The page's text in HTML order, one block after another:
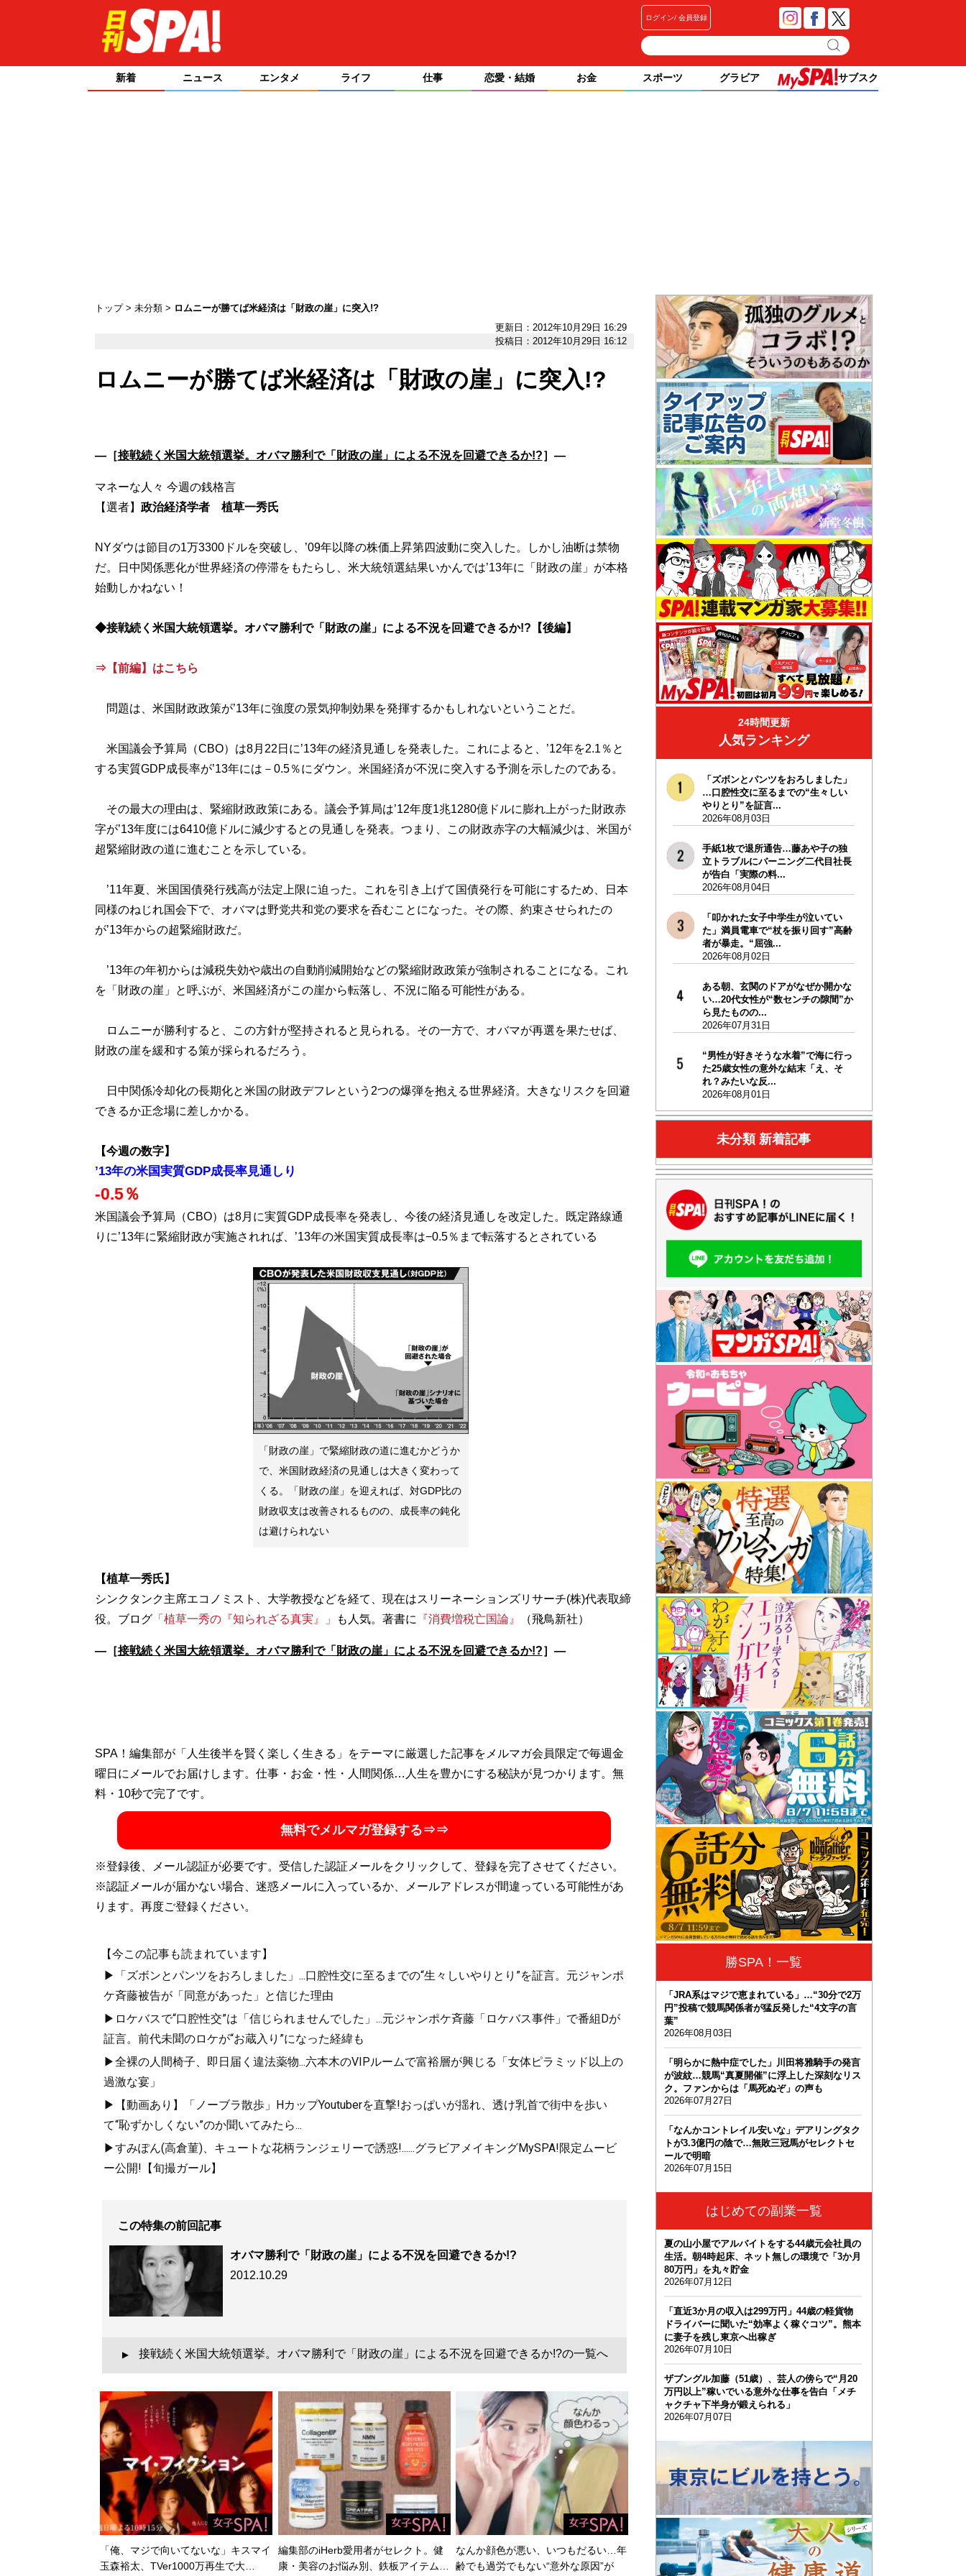
ログイン 会員登録
新着 ニュース エンタメ ライフ 仕事 恋愛・結婚 お金 スポーツ グラビア サブスク
トップ 未分類
ロムニーが勝てば米経済は「財政の崖」に突入!?
更新日：2012年10月29日 16:29
投稿日：2012年10月29日 16:12
ロムニーが勝てば米経済は「財政の崖」に突入!?
―［接戦続く米国大統領選挙。オバマ勝利で「財政の崖」による不況を回避できるか!?］―
マネーな人々 今週の銭格言
【選者】 政治経済学者 植草一秀氏
NYダウは節目の1万3300ドルを突破し、’09年以降の株価上昇第四波動に突入した。しかし油断は禁物
だ。日中関係悪化が世界経済の停滞をもたらし、米大統領選結果いかんでは’13年に「財政の崖」が本格
始動しかねない！
◆接戦続く米国大統領選挙。オバマ勝利で「財政の崖」による不況を回避できるか!?【後編】
⇒【前編】はこちら
問題は、米国財政政策が’13年に強度の景気抑制効果を発揮するかもしれないということだ。
米国議会予算局（CBO）は8月22日に’13年の経済見通しを発表した。これによると、’12年を2.1％と
する実質GDP成長率が’13年には－0.5％にダウン。米国経済が不況に突入する予測を示したのである。
その最大の理由は、緊縮財政政策にある。議会予算局は’12年度1兆1280億ドルに膨れ上がった財政赤
字が’13年度には6410億ドルに減少するとの見通しを発表。つまり、この財政赤字の大幅減少は、米国が
超緊縮財政の道に進むことを示している。
’11年夏、米国国債発行残高が法定上限に迫った。これを引き上げて国債発行を可能にするため、日本
同様のねじれ国会下で、オバマは野党共和党の要求を呑むことになった。その際、約束させられたの
が’13年からの超緊縮財政だ。
’13年の年初からは減税失効や歳出の自動削減開始などの緊縮財政政策が強制されることになる。これ
を「財政の崖」と呼ぶが、米国経済がこの崖から転落し、不況に陥る可能性がある。
ロムニーが勝利すると、この方針が堅持されると見られる。その一方で、オバマが再選を果たせば、
財政の崖を緩和する策が採られるだろう。
日中関係冷却化の長期化と米国の財政デフレという2つの爆弾を抱える世界経済。大きなリスクを回避
できるか正念場に差しかかる。
【今週の数字】
’13年の米国実質GDP成長率見通しり
-0.5％
米国議会予算局（CBO）は8月に実質GDP成長率を発表し、今後の経済見通しを改定した。既定路線通
りに’13年に緊縮財政が実施されれば、’13年の米国実質成長率は−0.5％まで転落するとされている
「財政の崖」で緊縮財政の道に進むかどうか
で、米国財政経済の見通しは大きく変わって
くる。「財政の崖」を迎えれば、対GDP比の
財政収支は改善されるものの、成長率の鈍化
は避けられない
【植草一秀氏】
シンクタンク主席エコノミスト、大学教授などを経て、現在はスリーネーションズリサーチ(株)代表取締
役。ブログ「植草一秀の『知られざる真実』」 も人気。著書に 『消費増税亡国論』
―［接戦続く米国大統領選挙。オバマ勝利で「財政の崖」による不況を回避できるか!?］―
SPA！編集部が「人生後半を賢く楽しく生きる」をテーマに厳選した記事をメルマガ会員限定で毎週金
曜日にメールでお届けします。仕事・お金・性・人間関係…人生を豊かにする秘訣が見つかります。無
料・10秒で完了です。
無料でメルマガ登録する⇒⇒
※登録後、メール認証が必要です。受信した認証メールをクリックして、登録を完了させてください。
※認証メールが届かない場合、迷惑メールに入っているか、メールアドレスが間違っている可能性があ
ります。再度ご登録ください。
【今この記事も読まれています】
▶「ズボンとパンツをおろしました」...口腔性交に至るまでの“生々しいやりとり”を証言。元ジャンポ
ケ斉藤被告が「同意があった」と信じた理由
▶ロケバスで“口腔性交”は「信じられませんでした」...元ジャンポケ斉藤「ロケバス事件」で番組Dが
証言。前代未聞のロケが“お蔵入り”になった経緯も
▶全裸の人間椅子、即日届く違法薬物...六本木のVIPルームで富裕層が興じる「女体ピラミッド以上の
過激な宴」
▶【動画あり】「ノーブラ散歩」HカップYoutuberを直撃!おっぱいが揺れ、透け乳首で街中を歩い
て“恥ずかしくない”のか聞いてみたら...
▶すみぽん(高倉菫)、キュートな花柄ランジェリーで誘惑!......グラビアメイキングMySPA!限定ムービ
ー公開!【旬撮ガール】
この特集の前回記事
オバマ勝利で「財政の崖」による不況を回避できるか!?
2012.10.29
▲ 接戦続く米国大統領選挙。オバマ勝利で「財政の崖」による不況を回避できるか!?の一覧へ
「俺、マジで向いてないな」キスマイ
玉森裕太、TVer1000万再生で大…
編集部のiHerb愛用者がセレクト。健
康・美容のお悩み別、鉄板アイテム…
なんか顔色が悪い、いつもだるい…年
齢でも過労でもない“意外な原因”が
24時間更新
人気ランキング
「ズボンとパンツをおろしました」
…口腔性交に至るまでの“生々しい
やりとり”を証言...
2026年08月03日
手紙1枚で退所通告…藤あや子の独
立トラブルにバーニング二代目社長
が告白「実際の料...
2026年08月04日
「叩かれた女子中学生が泣いてい
た」満員電車で“杖を振り回す”高齢
者が暴走。“屈強...
2026年08月02日
ある朝、玄関のドアがなぜか開かな
い…20代女性が“数センチの隙間”か
ら見たものの...
2026年07月31日
“男性が好きそうな水着”で海に行っ
た25歳女性の意外な結末「え、そ
れ？みたいな反...
2026年08月01日
未分類 新着記事
勝SPA！一覧
「JRA系はマジで恵まれている」…“30分で2万
円”投稿で競馬関係者が猛反発した“4文字の言
葉”
2026年08月03日
「明らかに熱中症でした」川田将雅騎手の発言
が波紋…競馬“真夏開催”に浮上した深刻なリス
ク。ファンからは「馬死ぬぞ」の声も
2026年07月27日
「なんかコントレイル安いな」デアリングタク
トが3.3億円の陰で…無敗三冠馬がセレクトセ
ールで明暗
2026年07月15日
はじめての副業一覧
夏の山小屋でアルバイトをする44歳元会社員の
生活。朝4時起床、ネット無しの環境で「3か月
80万円」を丸々貯金
2026年07月12日
「直近3か月の収入は299万円」44歳の軽貨物
ドライバーに聞いた“効率よく稼ぐコツ”。熊本
に妻子を残し東京へ出稼ぎ
2026年07月10日
ザブングル加藤（51歳）、芸人の傍らで“月20
万円以上”稼いでいる意外な仕事を告白「メチ
ャクチャ下半身が鍛えられる」
2026年07月07日